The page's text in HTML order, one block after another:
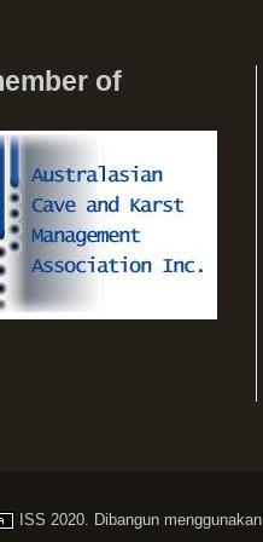
of
ISS 2020. Dibangun menggunakan